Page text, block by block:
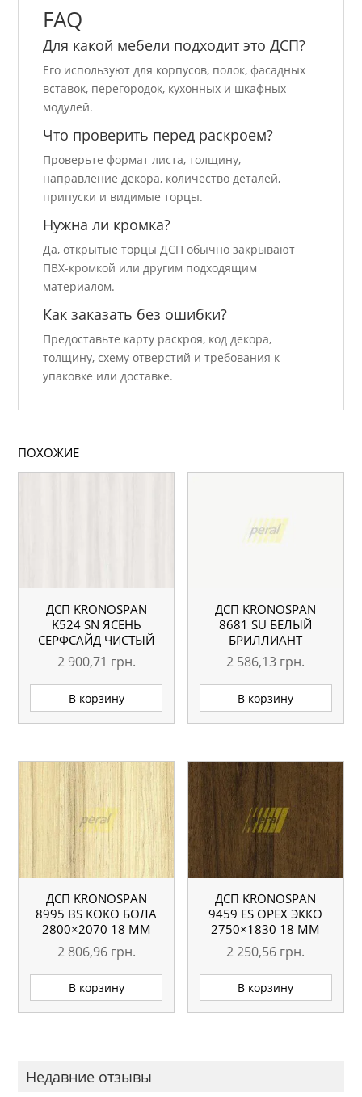
FAQ
Для какой мебели подходит это ДСП?
Его используют для корпусов, полок, фасадных
вставок, перегородок, кухонных и шкафных
модулей.
Что проверить перед раскроем?
Проверьте формат листа, толщину,
направление декора, количество деталей,
припуски и видимые торцы.
Нужна ли кромка?
Да, открытые торцы ДСП обычно закрывают
ПВХ-кромкой или другим подходящим
материалом.
Как заказать без ошибки?
Предоставьте карту раскроя, код декора,
толщину, схему отверстий и требования к
упаковке или доставке.
ПОХОЖИЕ
ДСП KRONOSPAN
K524 SN ЯСЕНЬ
СЕРФСАЙД ЧИСТЫЙ
2800×2070 18 ММ
2 900,71 грн.
В корзину
ДСП KRONOSPAN
8681 SU БЕЛЫЙ
БРИЛЛИАНТ
2800×2070 18 ММ
2 586,13 грн.
В корзину
ДСП KRONOSPAN
8995 ВS КОКО БОЛА
2800×2070 18 ММ
2 806,96 грн.
В корзину
ДСП KRONOSPAN
9459 ES ОРЕХ ЭККО
2750×1830 18 ММ
2 250,56 грн.
В корзину
Недавние отзывы